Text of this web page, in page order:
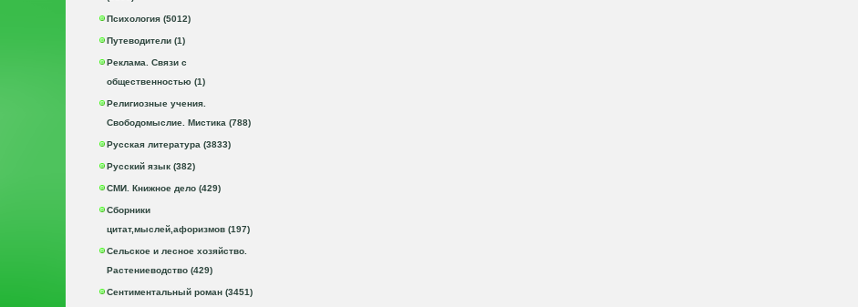
Психология (5012)
Путеводители (1)
Реклама. Связи с
общественностью (1)
Религиозные учения.
Свободомыслие. Мистика (788)
Русская литература (3833)
Русский язык (382)
СМИ. Книжное дело (429)
Сборники
цитат,мыслей,афоризмов (197)
Сельское и лесное хозяйство.
Растениеводство (429)
Сентиментальный роман (3451)